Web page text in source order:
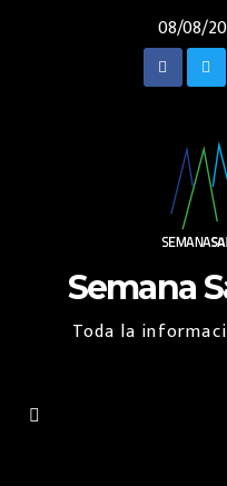
08/08/
Semana
Toda la